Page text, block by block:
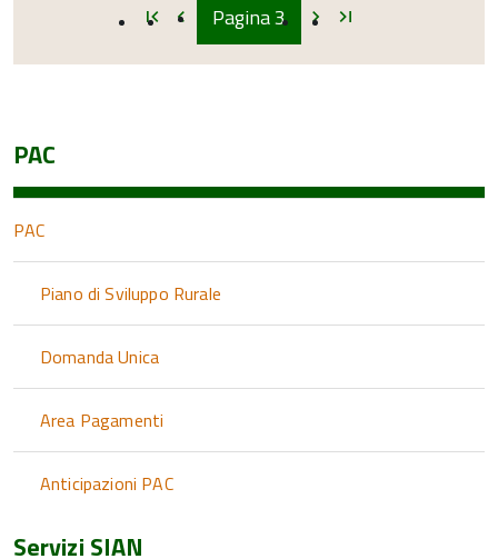
first_page Inizio
chevron_left Inizio
Pagina3 chevron_right Inizio
last_page
PAC
PAC
Piano di Sviluppo Rurale
Domanda Unica
Area Pagamenti
Anticipazioni PAC
Servizi SIAN